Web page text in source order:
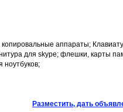
аппараты;
для skype; флешки, карты
ноутбуков;
Разместить, дать